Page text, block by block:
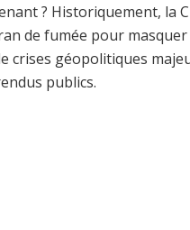
? Historiquement, la
de fumée pour
crises géopolitiques
publics.